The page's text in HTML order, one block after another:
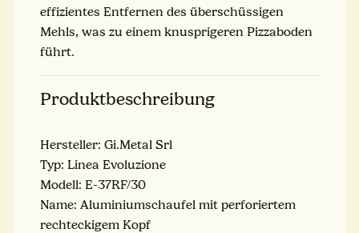
effizientes Entfernen des überschüssigen
Mehls, was zu einem knusprigeren Pizzaboden
führt.
Produktbeschreibung
Hersteller: Gi.Metal Srl
Typ: Linea Evoluzione
Modell: E-37RF/30
Name: Aluminiumschaufel mit perforiertem
rechteckigem Kopf